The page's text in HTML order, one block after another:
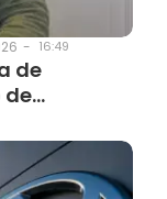
- 16:49
de
de…